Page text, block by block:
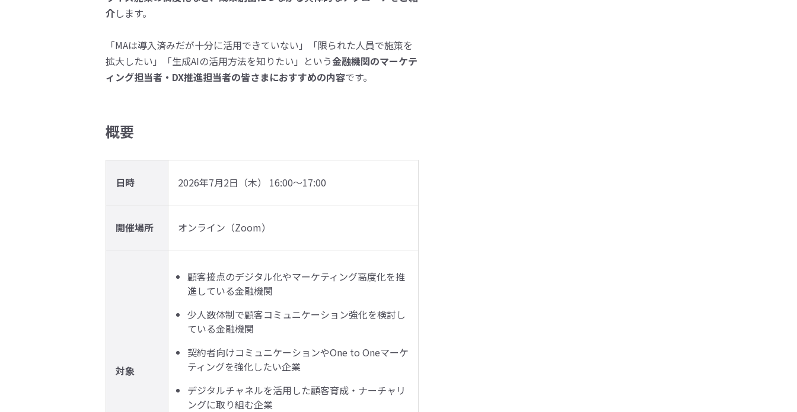
介します。
「MAは導入済みだが十分に活用できていない」「限られた人員で施策を
拡大したい」「生成AIの活用方法を知りたい」という金融機関のマーケテ
ィング担当者・DX推進担当者の皆さまにおすすめの内容です。
概要
日時 2026年7月2日（木） 16:00〜17:00
開催場所 オンライン（Zoom）
対象
顧客接点のデジタル化やマーケティング高度化を推
進している金融機関
少人数体制で顧客コミュニケーション強化を検討し
ている金融機関
契約者向けコミュニケーションやOne to Oneマーケ
ティングを強化したい企業
デジタルチャネルを活用した顧客育成・ナーチャリ
ングに取り組む企業